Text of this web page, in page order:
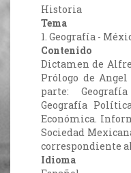
Historia
Tema
1. Geografía -
Contenido
Dictamen de
Prólogo de
parte:
Geografía
Económica.
Sociedad
correspondiente al
Idioma